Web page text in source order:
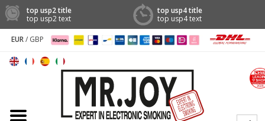
top usp2 title
top usp2 text
top usp4 title
top usp4 text
EUR/ GBP